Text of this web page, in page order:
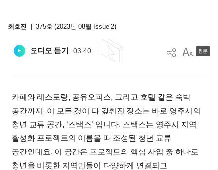
최호진 375호 (2023년 08월 Issue 2)
오디오 듣기 03:40 원문
카페와 레스토랑, 공유오피스, 그리고 호텔 같은 숙박
공간까지. 이 모든 것이 다 갖춰진 장소는 바로 영주시의
청년 교류 공간, ‘스택스’ 입니다. 스택스는 영주시 지역
활성화 프로젝트의 이름을 따 조성된 청년 교류
공간인데요. 이 공간은 프로젝트의 핵심 사업 중 하나로
청년을 비롯한 지역민들이 다양하게 연결되고